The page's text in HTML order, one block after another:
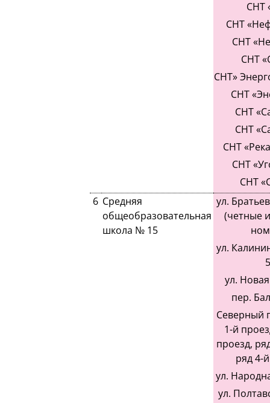
СНТ
СНТ
СНТ
СНТ
СНТ»
СНТ
СНТ
СНТ
СНТ
СНТ
СНТ
6 Средняя
общеобразовательная
школа № 15
ул.
(четные
ул.
ул.
пер.
Северный
1-й
проезд,
ряд 4-
ул.
ул.